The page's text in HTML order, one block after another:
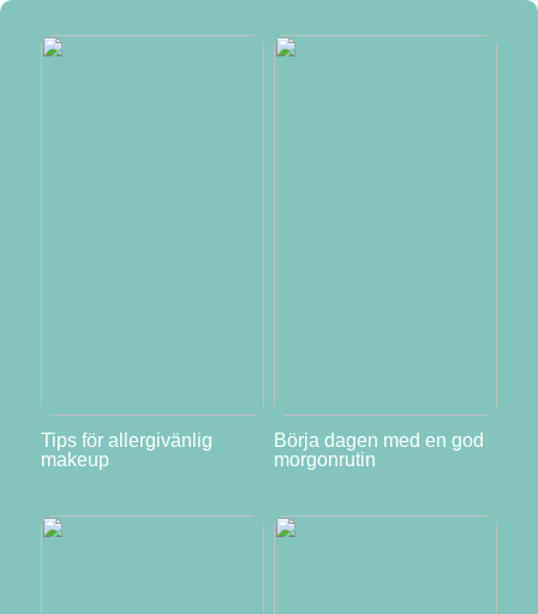
Tips för allergivänlig
makeup
Börja dagen med en god
morgonrutin